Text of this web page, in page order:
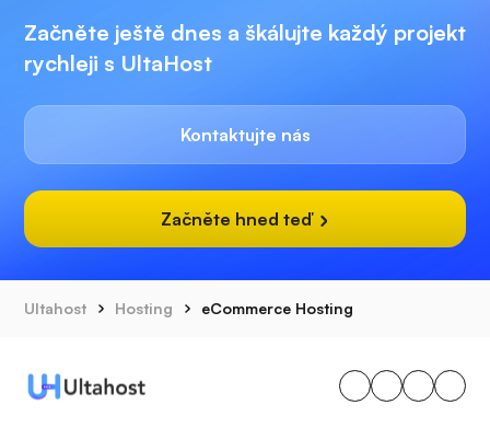
Začněte ještě dnes a škálujte každý projekt
rychleji s UltaHost
Kontaktujte nás
Začněte hned teď
Ultahost Hosting eCommerce Hosting